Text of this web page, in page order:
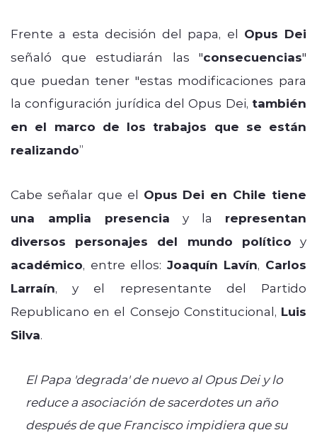
Frente a esta decisión del papa, el Opus Dei
señaló que estudiarán las "consecuencias"
que puedan tener "estas modificaciones para
la configuración jurídica del Opus Dei, también
en el marco de los trabajos que se están
realizando”
Cabe señalar que el Opus Dei en Chile tiene
una amplia presencia y la representan
diversos personajes del mundo político y
académico, entre ellos: Joaquín Lavín, Carlos
Larraín, y el representante del Partido
Republicano en el Consejo Constitucional, Luis
Silva.
El Papa 'degrada' de nuevo al Opus Dei y lo
reduce a asociación de sacerdotes un año
después de que Francisco impidiera que su